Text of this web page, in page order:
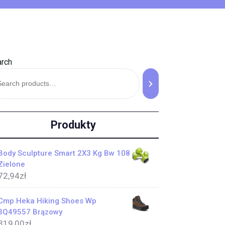
Produkty
Sculpture Smart 2X3 Kg Bw 108
zł
Heka Hiking Shoes Wp
Brązowy